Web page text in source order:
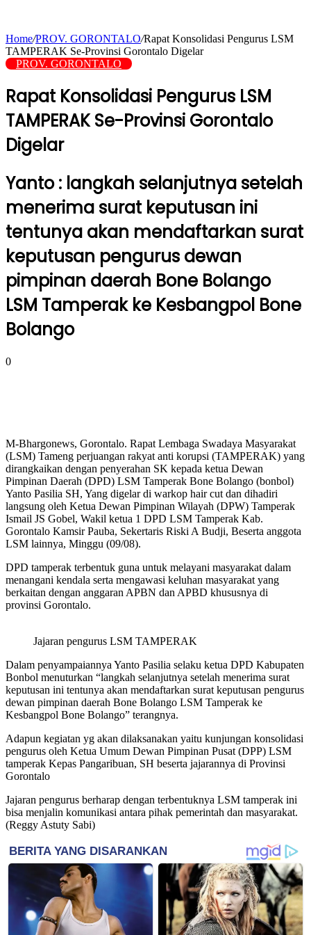
Home/PROV. GORONTALO/Rapat Konsolidasi Pengurus LSM
TAMPERAK Se-Provinsi Gorontalo Digelar
PROV. GORONTALO
Rapat Konsolidasi Pengurus LSM
TAMPERAK Se-Provinsi Gorontalo
Digelar
Yanto : langkah selanjutnya setelah
menerima surat keputusan ini
tentunya akan mendaftarkan surat
keputusan pengurus dewan
pimpinan daerah Bone Bolango
LSM Tamperak ke Kesbangpol Bone
Bolango
0
M-Bhargonews, Gorontalo. Rapat Lembaga Swadaya Masyarakat
(LSM) Tameng perjuangan rakyat anti korupsi (TAMPERAK) yang
dirangkaikan dengan penyerahan SK kepada ketua Dewan
Pimpinan Daerah (DPD) LSM Tamperak Bone Bolango (bonbol)
Yanto Pasilia SH, Yang digelar di warkop hair cut dan dihadiri
langsung oleh Ketua Dewan Pimpinan Wilayah (DPW) Tamperak
Ismail JS Gobel, Wakil ketua 1 DPD LSM Tamperak Kab.
Gorontalo Kamsir Pauba, Sekertaris Riski A Budji, Beserta anggota
LSM lainnya, Minggu (09/08).
DPD tamperak terbentuk guna untuk melayani masyarakat dalam
menangani kendala serta mengawasi keluhan masyarakat yang
berkaitan dengan anggaran APBN dan APBD khususnya di
provinsi Gorontalo.
Jajaran pengurus LSM TAMPERAK
Dalam penyampaiannya Yanto Pasilia selaku ketua DPD Kabupaten
Bonbol menuturkan “langkah selanjutnya setelah menerima surat
keputusan ini tentunya akan mendaftarkan surat keputusan pengurus
dewan pimpinan daerah Bone Bolango LSM Tamperak ke
Kesbangpol Bone Bolango” terangnya.
Adapun kegiatan yg akan dilaksanakan yaitu kunjungan konsolidasi
pengurus oleh Ketua Umum Dewan Pimpinan Pusat (DPP) LSM
tamperak Kepas Pangaribuan, SH beserta jajarannya di Provinsi
Gorontalo
Jajaran pengurus berharap dengan terbentuknya LSM tamperak ini
bisa menjalin komunikasi antara pihak pemerintah dan masyarakat.
(Reggy Astuty Sabi)